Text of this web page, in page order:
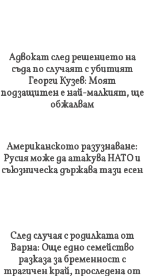
Адвокат след решението на
съда по случаят с убитият
Георги Кузев: Моят
подзащитен е най-малкият, ще
обжалвам
Американското разузнаване:
Русия може да атакува НАТО и
съюзническа държава тази есен
След случая с родилката от
Варна: Още едно семейство
разказа за бременност с
трагичен край, проследена от